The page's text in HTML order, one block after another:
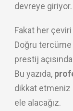
devreye giriyor.
Fakat her
Doğru
prestij
Bu yazıda,
dikkat etmeniz
ele alacağız.